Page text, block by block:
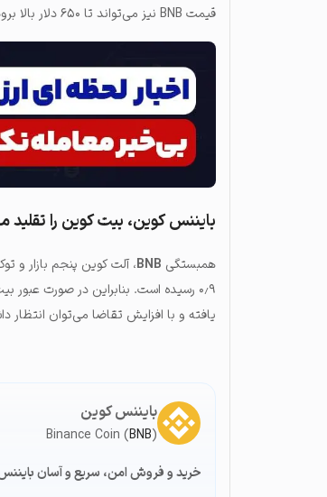
قیمت BNB‌ نیز می‌تواند تا ۶۵۰ دلار بالا برود. شاخص MVRV نیز کاهش قدرت روند نزولی را نشان می‌دهد.
بایننس کوین، بیت کوین را تقلید
همبستگی BNB، آلت کوین پنجم بازار و
یافته و با افزایش تقاضا می‌توان انتظار داشت قیمت آن تا
بایننس کوین
Binance Coin (BNB)
خرید و فروش امن، سریع و آسان